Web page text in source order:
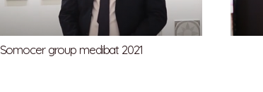
Somocer group medibat 2021